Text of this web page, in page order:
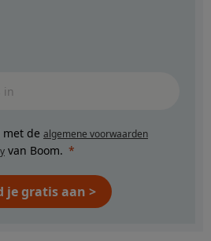
met de algemene voorwaarden
van Boom.
je gratis aan >